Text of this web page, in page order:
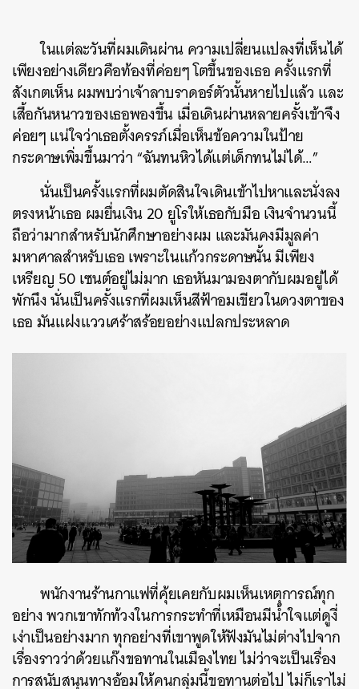
ในแต่ละวันที่ผมเดินผ่าน ความเปลี่ยนแปลงที่เห็นได้
เพียงอย่างเดียวคือท้องที่ค่อยๆ โตขึ้นของเธอ ครั้งแรกที่
สังเกตเห็น ผมพบว่าเจ้าลาบราดอร์ตัวนั้นหายไปแล้ว และ
เสื้อกันหนาวของเธอพองขึ้น เมื่อเดินผ่านหลายครั้งเข้าจึง
ค่อยๆ แน่ใจว่าเธอตั้งครรภ์เมื่อเห็นข้อความในป้าย
กระดาษเพิ่มขึ้นมาว่า “ฉันทนหิวได้แต่เด็กทนไม่ได้…”
นั่นเป็นครั้งแรกที่ผมตัดสินใจเดินเข้าไปหาและนั่งลง
ตรงหน้าเธอ ผมยื่นเงิน 20 ยูโรให้เธอกับมือ เงินจำนวนนี้
ถือว่ามากสำหรับนักศึกษาอย่างผม และมันคงมีมูลค่า
มหาศาลสำหรับเธอ เพราะในแก้วกระดาษนั้น มีเพียง
เหรียญ 50 เซนต์อยู่ไม่มาก เธอหันมามองตากับผมอยู่ได้
พักนึง นั่นเป็นครั้งแรกที่ผมเห็นสีฟ้าอมเขียวในดวงตาของ
เธอ มันแฝงแววเศร้าสร้อยอย่างแปลกประหลาด
พนักงานร้านกาแฟที่คุ้ยเคยกับผมเห็นเหตุการณ์ทุก
อย่าง พวกเขาทักท้วงในการกระทำที่เหมือนมีน้ำใจแต่ดูงี่
เง่าเป็นอย่างมาก ทุกอย่างที่เขาพูดให้ฟังมันไม่ต่างไปจาก
เรื่องราวว่าด้วยแก๊งขอทานในเมืองไทย ไม่ว่าจะเป็นเรื่อง
การสนับสนุนทางอ้อมให้คนกลุ่มนี้ขอทานต่อไป ไม่ก็เราไม่